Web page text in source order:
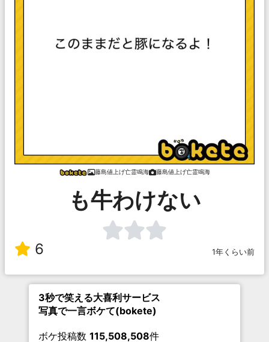
藤島値上げ亡霊鳴海 藤島値上げ亡霊鳴海
も牛わけない
6 1年くらい前
3秒で笑える大喜利サービス
写真で一言ボケて(bokete)
ボケ投稿数 115,508,508件